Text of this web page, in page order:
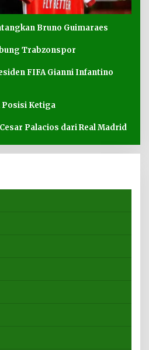
Bruno Guimaraes
Trabzonspor
FIFA Gianni Infantino
Ketiga
Palacios dari Real Madrid